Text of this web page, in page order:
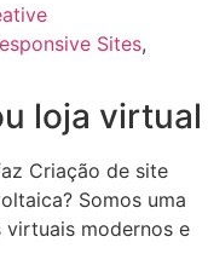
Sites,
loja virtual
Criação de site
Somos uma
virtuais modernos e